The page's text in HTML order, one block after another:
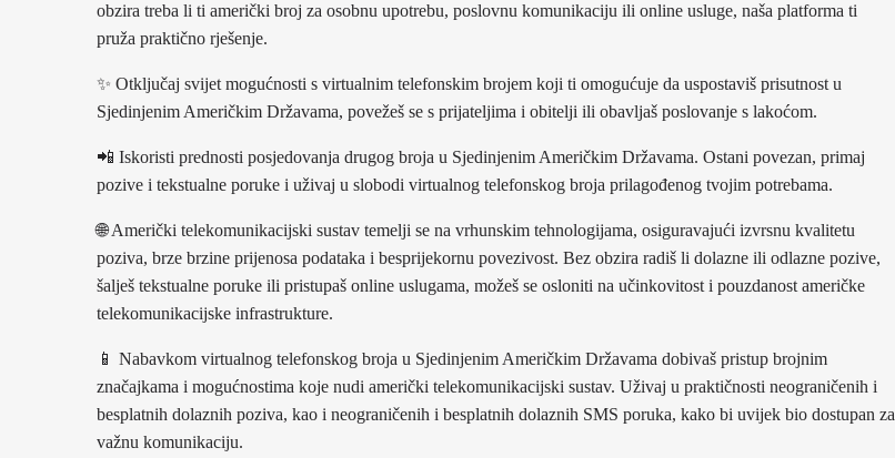
obzira treba li ti američki broj za osobnu upotrebu, poslovnu komunikaciju ili online usluge, naša platforma ti
pruža praktično rješenje.
✨ Otključaj svijet mogućnosti s virtualnim telefonskim brojem koji ti omogućuje da uspostaviš prisutnost u
Sjedinjenim Američkim Državama, povežeš se s prijateljima i obitelji ili obavljaš poslovanje s lakoćom.
📲 Iskoristi prednosti posjedovanja drugog broja u Sjedinjenim Američkim Državama. Ostani povezan, primaj
pozive i tekstualne poruke i uživaj u slobodi virtualnog telefonskog broja prilagođenog tvojim potrebama.
🌐 Američki telekomunikacijski sustav temelji se na vrhunskim tehnologijama, osiguravajući izvrsnu kvalitetu
poziva, brze brzine prijenosa podataka i besprijekornu povezivost. Bez obzira radiš li dolazne ili odlazne pozive,
šalješ tekstualne poruke ili pristupaš online uslugama, možeš se osloniti na učinkovitost i pouzdanost američke
telekomunikacijske infrastrukture.
📱 Nabavkom virtualnog telefonskog broja u Sjedinjenim Američkim Državama dobivaš pristup brojnim
značajkama i mogućnostima koje nudi američki telekomunikacijski sustav. Uživaj u praktičnosti neograničenih i
besplatnih dolaznih poziva, kao i neograničenih i besplatnih dolaznih SMS poruka, kako bi uvijek bio dostupan za
važnu komunikaciju.